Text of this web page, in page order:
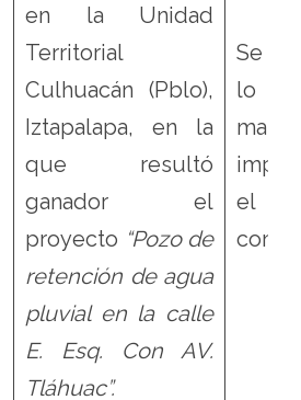
en la Unidad
Territorial
Culhuacán (Pblo),
Iztapalapa, en la
que resultó
ganador el
proyecto “Pozo de
retención de agua
pluvial en la calle
E. Esq. Con AV.
Tláhuac”.
Se
lo
el